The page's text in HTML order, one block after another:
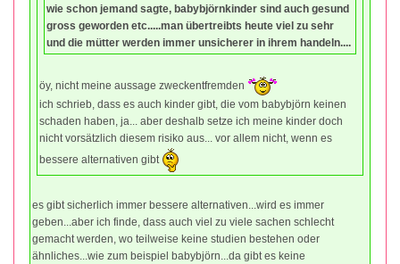
wie schon jemand sagte, babybjörnkinder sind auch gesund
gross geworden etc.....man übertreibts heute viel zu sehr
und die mütter werden immer unsicherer in ihrem handeln....
öy, nicht meine aussage zweckentfremden
ich schrieb, dass es auch kinder gibt, die vom babybjörn keinen
schaden haben, ja... aber deshalb setze ich meine kinder doch
nicht vorsätzlich diesem risiko aus... vor allem nicht, wenn es
bessere alternativen gibt
es gibt sicherlich immer bessere alternativen...wird es immer
geben...aber ich finde, dass auch viel zu viele sachen schlecht
gemacht werden, wo teilweise keine studien bestehen oder
ähnliches...wie zum beispiel babybjörn...da gibt es keine